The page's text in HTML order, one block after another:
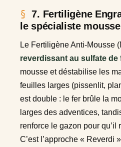
7. Fertiligène
le spécialiste
Le Fertiligène Anti-Mousse
reverdissant au sulfate de
mousse et déstabilise les
feuilles larges (pissenlit,
est double : le fer brûle la
larges des adventices,
renforce le gazon pour qu’il
C’est l’approche « Reverdi